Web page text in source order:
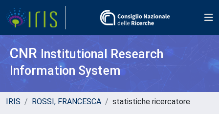
CNR Institutional Research
Information System
IRIS ROSSI, FRANCESCA statistiche ricercatore